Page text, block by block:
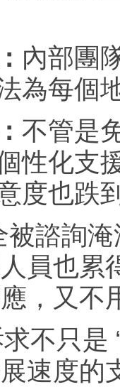
內部團
為每個
不管是
性化支
度也跌
被諮詢
員也累
，又不
不只是
速度的